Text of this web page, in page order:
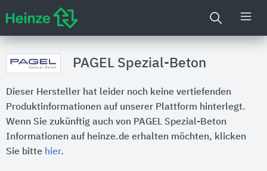
PAGEL Spezial-Beton
Dieser Hersteller hat leider noch keine vertiefenden
Produktinformationen auf unserer Plattform hinterlegt.
Wenn Sie zukünftig auch von PAGEL Spezial-Beton
Informationen auf heinze.de erhalten möchten, klicken
Sie bitte hier.